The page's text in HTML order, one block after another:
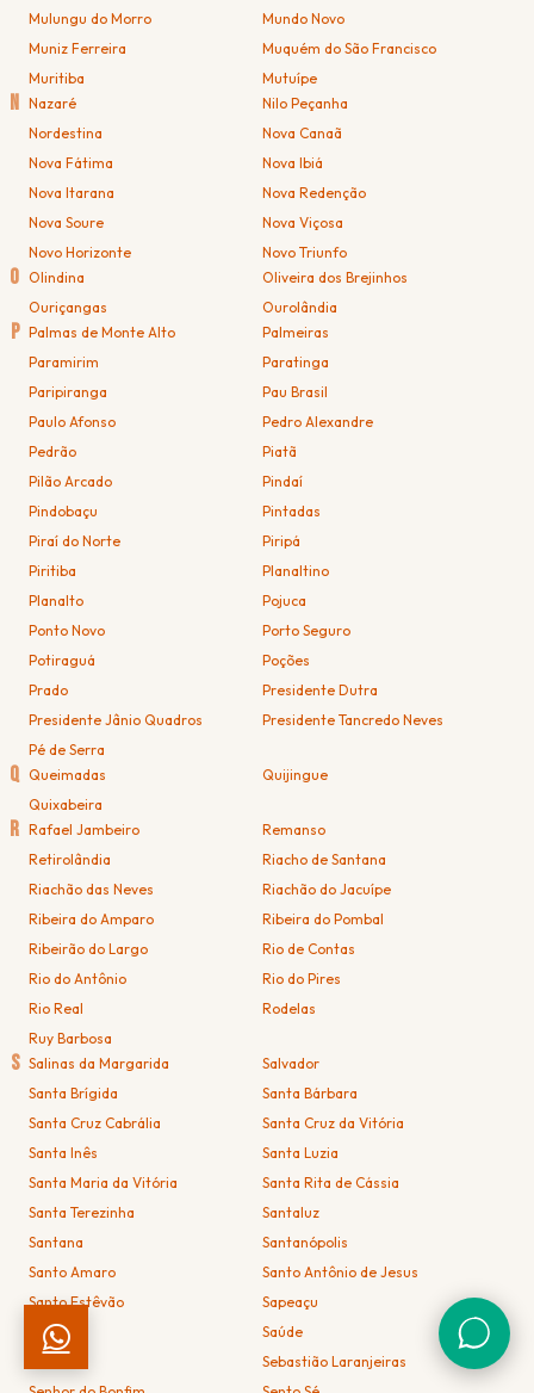
Mulungu do Morro
Mundo Novo
Muniz Ferreira
Muquém do São Francisco
Muritiba
Mutuípe
N Nazaré
Nilo Peçanha
Nordestina
Nova Canaã
Nova Fátima
Nova Ibiá
Nova Itarana
Nova Redenção
Nova Soure
Nova Viçosa
Novo Horizonte
Novo Triunfo
O Olindina
Oliveira dos Brejinhos
Ouriçangas
Ourolândia
P Palmas de Monte Alto
Palmeiras
Paramirim
Paratinga
Paripiranga
Pau Brasil
Paulo Afonso
Pedro Alexandre
Pedrão
Piatã
Pilão Arcado
Pindaí
Pindobaçu
Pintadas
Piraí do Norte
Piripá
Piritiba
Planaltino
Planalto
Pojuca
Ponto Novo
Porto Seguro
Potiraguá
Poções
Prado
Presidente Dutra
Presidente Jânio Quadros
Presidente Tancredo Neves
Pé de Serra
Q Queimadas
Quijingue
Quixabeira
R Rafael Jambeiro
Remanso
Retirolândia
Riacho de Santana
Riachão das Neves
Riachão do Jacuípe
Ribeira do Amparo
Ribeira do Pombal
Ribeirão do Largo
Rio de Contas
Rio do Antônio
Rio do Pires
Rio Real
Rodelas
Ruy Barbosa
S Salinas da Margarida
Salvador
Santa Brígida
Santa Bárbara
Santa Cruz Cabrália
Santa Cruz da Vitória
Santa Inês
Santa Luzia
Santa Maria da Vitória
Santa Rita de Cássia
Santa Terezinha
Santaluz
Santana
Santanópolis
Santo Amaro
Santo Antônio de Jesus
Santo Estêvão
Sapeaçu
Saubara
Saúde
Sebastião Laranjeiras